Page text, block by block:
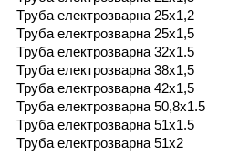
Труба електрозварна 25х1,2
Труба електрозварна 25х1,5
Труба електрозварна 32х1.5
Труба електрозварна 38х1,5
Труба електрозварна 42х1,5
Труба електрозварна 50,8х1.5
Труба електрозварна 51х1.5
Труба електрозварна 51х2